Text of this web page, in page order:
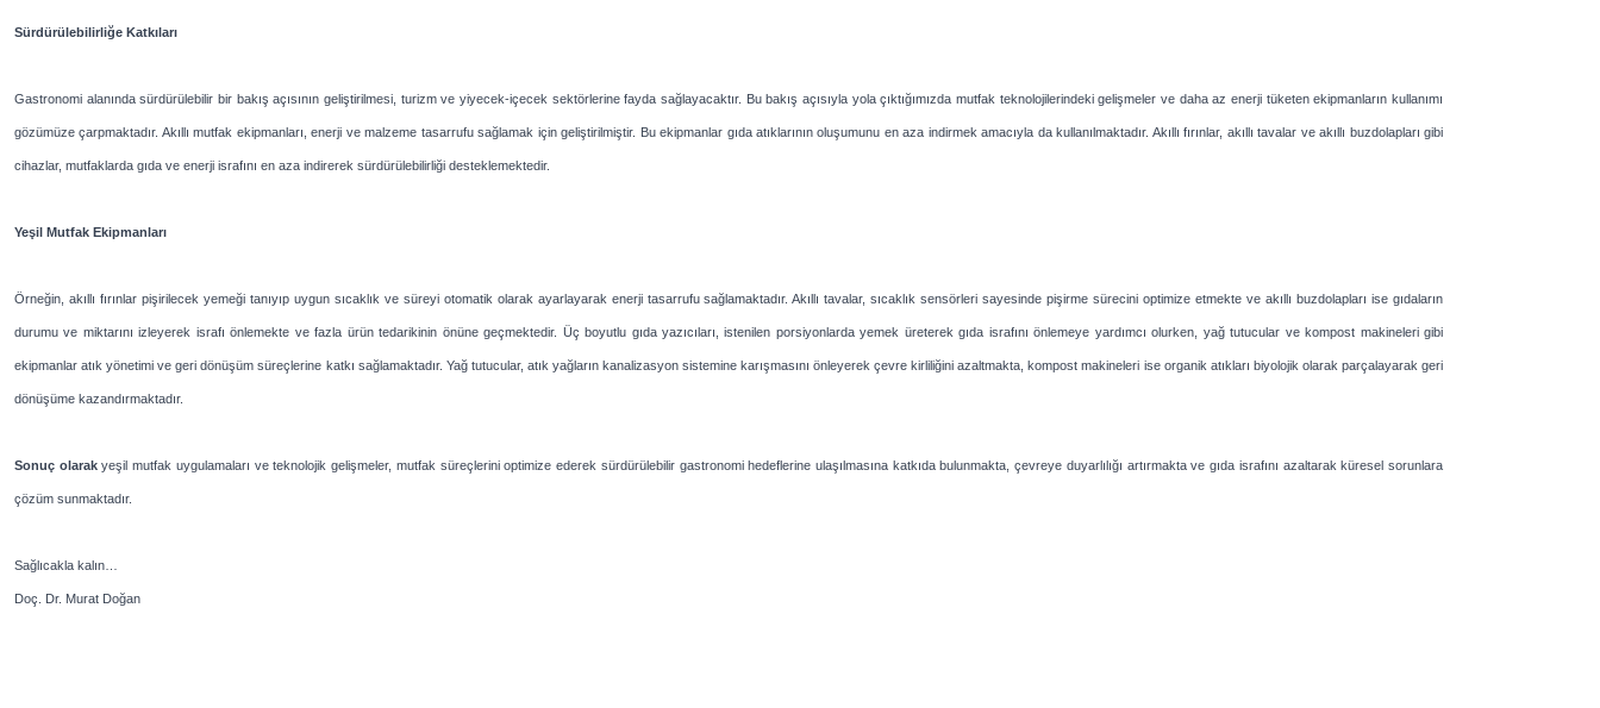
Sürdürülebilirliğe Katkıları
Gastronomi alanında sürdürülebilir bir bakış açısının geliştirilmesi, turizm ve yiyecek-içecek sektörlerine fayda sağlayacaktır. Bu bakış açısıyla yola çıktığımızda mutfak teknolojilerindeki gelişmeler ve daha az enerji tüketen ekipmanların kullanımı
gözümüze çarpmaktadır. Akıllı mutfak ekipmanları, enerji ve malzeme tasarrufu sağlamak için geliştirilmiştir. Bu ekipmanlar gıda atıklarının oluşumunu en aza indirmek amacıyla da kullanılmaktadır. Akıllı fırınlar, akıllı tavalar ve akıllı buzdolapları gibi
cihazlar, mutfaklarda gıda ve enerji israfını en aza indirerek sürdürülebilirliği desteklemektedir.
Yeşil Mutfak Ekipmanları
Örneğin, akıllı fırınlar pişirilecek yemeği tanıyıp uygun sıcaklık ve süreyi otomatik olarak ayarlayarak enerji tasarrufu sağlamaktadır. Akıllı tavalar, sıcaklık sensörleri sayesinde pişirme sürecini optimize etmekte ve akıllı buzdolapları ise gıdaların
durumu ve miktarını izleyerek israfı önlemekte ve fazla ürün tedarikinin önüne geçmektedir. Üç boyutlu gıda yazıcıları, istenilen porsiyonlarda yemek üreterek gıda israfını önlemeye yardımcı olurken, yağ tutucular ve kompost makineleri gibi
ekipmanlar atık yönetimi ve geri dönüşüm süreçlerine katkı sağlamaktadır. Yağ tutucular, atık yağların kanalizasyon sistemine karışmasını önleyerek çevre kirliliğini azaltmakta, kompost makineleri ise organik atıkları biyolojik olarak parçalayarak geri
dönüşüme kazandırmaktadır.
Sonuç olarakyeşil mutfak uygulamaları ve teknolojik gelişmeler, mutfak süreçlerini optimize ederek sürdürülebilir gastronomi hedeflerine ulaşılmasına katkıda bulunmakta, çevreye duyarlılığı artırmakta ve gıda israfını azaltarak küresel sorunlara
çözüm sunmaktadır.
Sağlıcakla kalın…
Doç. Dr. Murat Doğan